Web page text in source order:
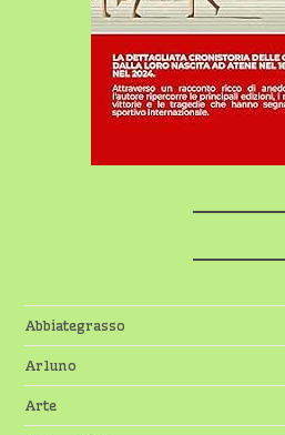
Abbiategrasso
Arluno
Arte